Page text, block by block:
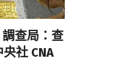
查局：查
社 CNA